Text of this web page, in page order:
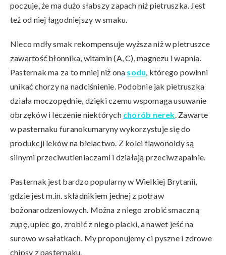
poczuje, że ma dużo słabszy zapach niż pietruszka. Jest
też od niej łagodniejszy w smaku.
Nieco mdły smak rekompensuje wyższa niż w pietruszce
zawartość błonnika, witamin (A, C), magnezu i wapnia.
Pasternak ma za to mniej niż ona sodu, którego powinni
unikać chorzy na nadciśnienie. Podobnie jak pietruszka
działa moczopędnie, dzięki czemu wspomaga usuwanie
obrzęków i leczenie niektórych chorób nerek. Zawarte
w pasternaku furanokumaryny wykorzystuje się do
produkcji leków na bielactwo. Z kolei flawonoidy są
silnymi przeciwutleniaczami i działają przeciwzapalnie.
Pasternak jest bardzo popularny w Wielkiej Brytanii,
gdzie jest m.in. składnikiem jednej z potraw
bożonarodzeniowych. Można z niego zrobić smaczną
zupę, upiec go, zrobić z niego placki, a nawet jeść na
surowo w sałatkach. My proponujemy ci pyszne i zdrowe
chipsy z pasternaku.